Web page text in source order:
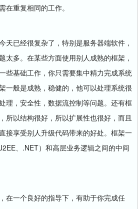
在重复相同的工作。
已经很复杂了，特别是服务器端软件，
太多。在某些方面使用别人成熟的框架，
些基础工作，你只需要集中精力完成系统
一般是成熟，稳健的，他可以处理系统很
理，安全性，数据流控制等问题。还有框
所以结构很好，所以扩展性也很好，而且
接享受别人升级代码带来的好处。框架一
、 .NET）和高层业务逻辑之间的中间
一个良好的指导下，有助于你完成任